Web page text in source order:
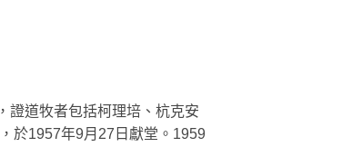
證道牧者包括柯理培、杭克安
於1957年9月27日獻堂。1959